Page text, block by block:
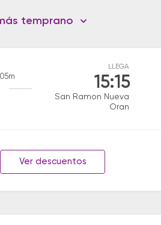
temprano
LLEGA
15:15
San Ramon Nueva
Oran
Ver descuentos